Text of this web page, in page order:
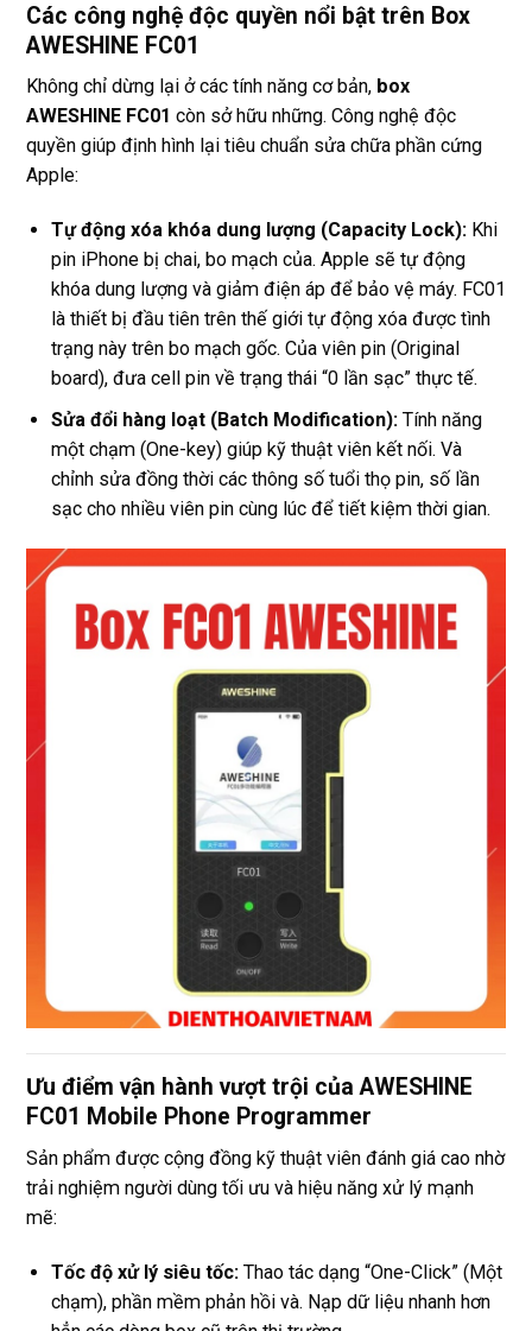
Các công nghệ độc quyền nổi bật trên Box
AWESHINE FC01
Không chỉ dừng lại ở các tính năng cơ bản, box
AWESHINE FC01 còn sở hữu những. Công nghệ độc
quyền giúp định hình lại tiêu chuẩn sửa chữa phần cứng
Apple:
Tự động xóa khóa dung lượng (Capacity Lock): Khi
pin iPhone bị chai, bo mạch của. Apple sẽ tự động
khóa dung lượng và giảm điện áp để bảo vệ máy. FC01
là thiết bị đầu tiên trên thế giới tự động xóa được tình
trạng này trên bo mạch gốc. Của viên pin (Original
board), đưa cell pin về trạng thái “0 lần sạc” thực tế.
Sửa đổi hàng loạt (Batch Modification): Tính năng
một chạm (One-key) giúp kỹ thuật viên kết nối. Và
chỉnh sửa đồng thời các thông số tuổi thọ pin, số lần
sạc cho nhiều viên pin cùng lúc để tiết kiệm thời gian.
Ưu điểm vận hành vượt trội của AWESHINE
FC01 Mobile Phone Programmer
Sản phẩm được cộng đồng kỹ thuật viên đánh giá cao nhờ
trải nghiệm người dùng tối ưu và hiệu năng xử lý mạnh
mẽ:
Tốc độ xử lý siêu tốc: Thao tác dạng “One-Click” (Một
chạm), phần mềm phản hồi và. Nạp dữ liệu nhanh hơn